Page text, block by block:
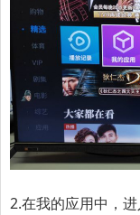
2.在我的应用中，